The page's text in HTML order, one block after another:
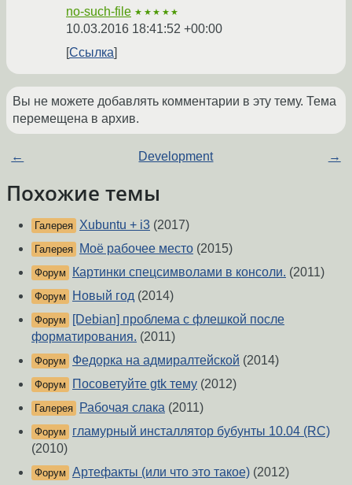
no-such-file ★★★★★
10.03.2016 18:41:52 +00:00
Ссылка
Вы не можете добавлять комментарии в эту тему. Тема
перемещена в архив.
← Development →
Похожие темы
Галерея Xubuntu + i3 (2017)
Галерея Моё рабочее место (2015)
Форум Картинки спецсимволами в консоли. (2011)
Форум Новый год (2014)
Форум
[Debian] проблема с флешкой после
форматирования. (2011)
Форум Федорка на адмиралтейской (2014)
Форум Посоветуйте gtk тему (2012)
Галерея Рабочая слака (2011)
Форум
гламурный инсталлятор бубунты 10.04 (RC)
(2010)
Форум Артефакты (или что это такое) (2012)